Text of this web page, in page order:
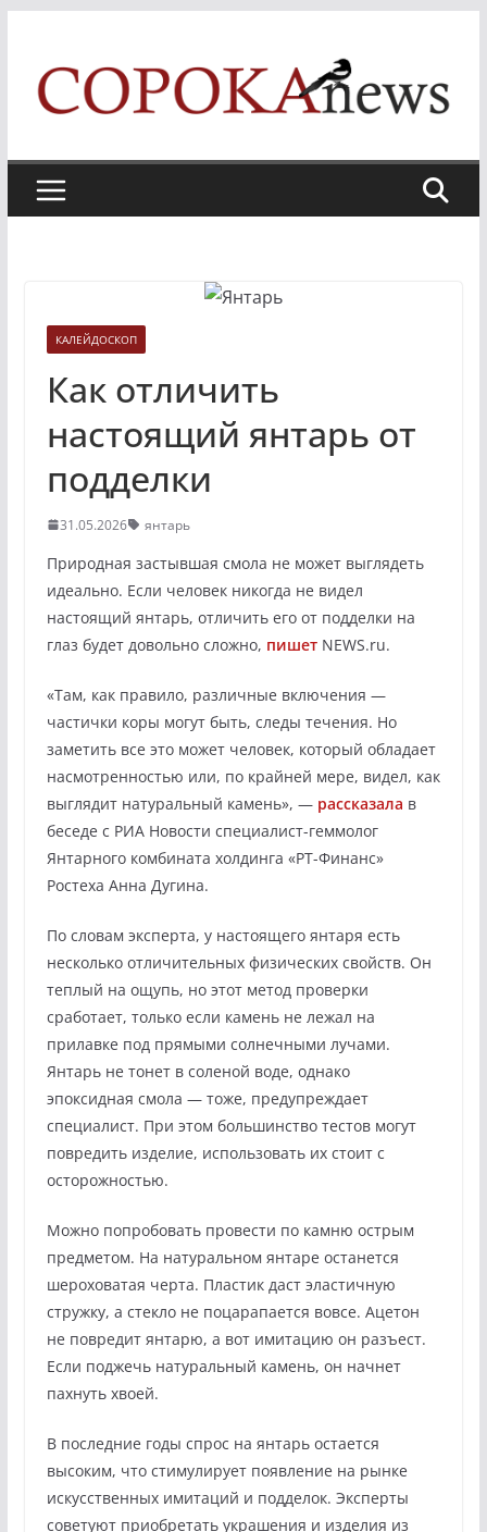
content
КАЛЕЙДОСКОП
Как отличить
настоящий янтарь от
подделки
31.05.2026 янтарь
Природная застывшая смола не может выглядеть
идеально. Если человек никогда не видел
настоящий янтарь, отличить его от подделки на
глаз будет довольно сложно, пишетNEWS.ru.
«Там, как правило, различные включения —
частички коры могут быть, следы течения. Но
заметить все это может человек, который обладает
насмотренностью или, по крайней мере, видел, как
выглядит натуральный камень», — рассказала в
беседе с РИА Новости специалист-геммолог
Янтарного комбината холдинга «РТ-Финанс»
Ростеха Анна Дугина.
По словам эксперта, у настоящего янтаря есть
несколько отличительных физических свойств. Он
теплый на ощупь, но этот метод проверки
сработает, только если камень не лежал на
прилавке под прямыми солнечными лучами.
Янтарь не тонет в соленой воде, однако
эпоксидная смола — тоже, предупреждает
специалист. При этом большинство тестов могут
повредить изделие, использовать их стоит с
осторожностью.
Можно попробовать провести по камню острым
предметом. На натуральном янтаре останется
шероховатая черта. Пластик даст эластичную
стружку, а стекло не поцарапается вовсе. Ацетон
не повредит янтарю, а вот имитацию он разъест.
Если поджечь натуральный камень, он начнет
пахнуть хвоей.
В последние годы спрос на янтарь остается
высоким, что стимулирует появление на рынке
искусственных имитаций и подделок. Эксперты
советуют приобретать украшения и изделия из